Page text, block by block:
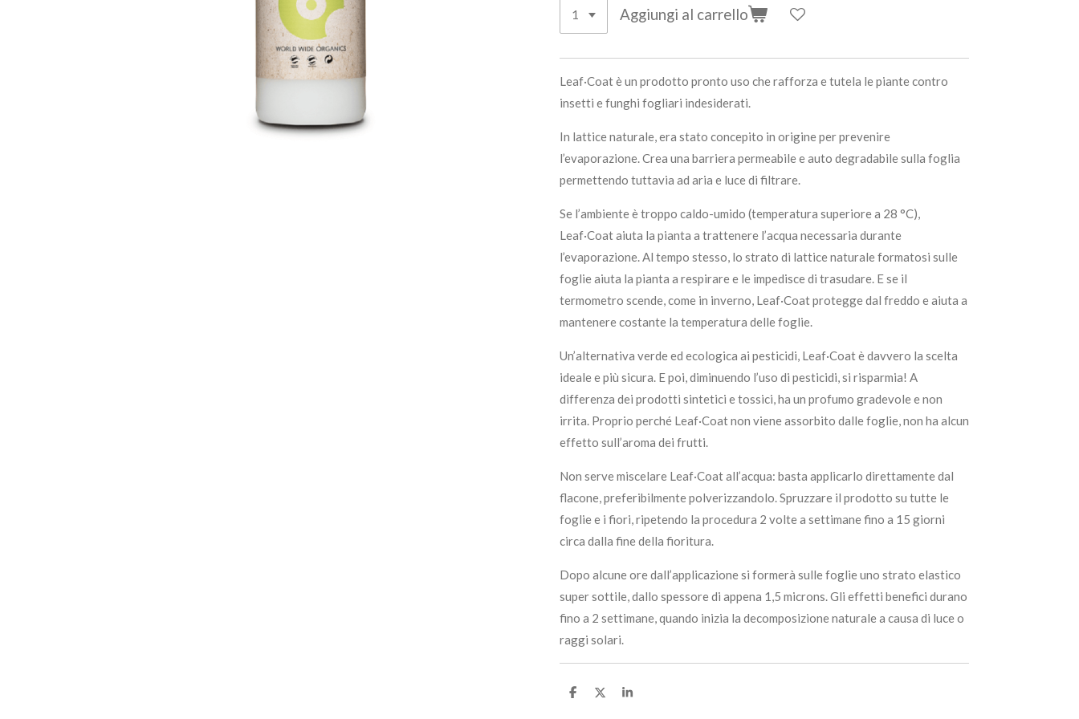
Aggiungi al carrello
Leaf·Coat è un prodotto pronto uso che rafforza e tutela le piante contro
insetti e funghi fogliari indesiderati.
In lattice naturale, era stato concepito in origine per prevenire
l’evaporazione. Crea una barriera permeabile e auto degradabile sulla foglia
permettendo tuttavia ad aria e luce di filtrare.
Se l’ambiente è troppo caldo-umido (temperatura superiore a 28 °C),
Leaf·Coat aiuta la pianta a trattenere l’acqua necessaria durante
l’evaporazione. Al tempo stesso, lo strato di lattice naturale formatosi sulle
foglie aiuta la pianta a respirare e le impedisce di trasudare. E se il
termometro scende, come in inverno, Leaf·Coat protegge dal freddo e aiuta a
mantenere costante la temperatura delle foglie.
Un’alternativa verde ed ecologica ai pesticidi, Leaf·Coat è davvero la scelta
ideale e più sicura. E poi, diminuendo l’uso di pesticidi, si risparmia! A
differenza dei prodotti sintetici e tossici, ha un profumo gradevole e non
irrita. Proprio perché Leaf·Coat non viene assorbito dalle foglie, non ha alcun
effetto sull’aroma dei frutti.
Non serve miscelare Leaf·Coat all’acqua: basta applicarlo direttamente dal
flacone, preferibilmente polverizzandolo. Spruzzare il prodotto su tutte le
foglie e i fiori, ripetendo la procedura 2 volte a settimane fino a 15 giorni
circa dalla fine della fioritura.
Dopo alcune ore dall’applicazione si formerà sulle foglie uno strato elastico
super sottile, dallo spessore di appena 1,5 microns. Gli effetti benefici durano
fino a 2 settimane, quando inizia la decomposizione naturale a causa di luce o
raggi solari.
C
C
C